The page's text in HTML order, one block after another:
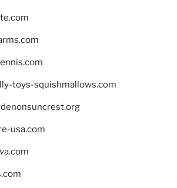
toys-squishmallows.com
usa.com